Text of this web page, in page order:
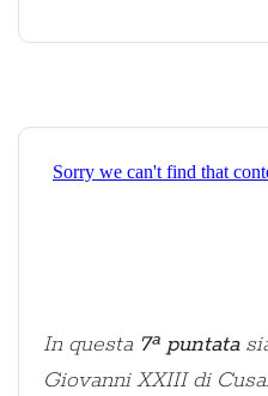
In questa 7ª puntata
Giovanni XXIII di